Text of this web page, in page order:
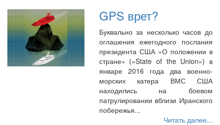
GPS врет?
Буквально за несколько часов до
оглашения ежегодного послания
президента США «О положении в
стране» («State of the Union») в
январе 2016 года два военно-
морских катера ВМС США
находились на боевом
патрулировании вблизи Иранского
побережья...
Читать далее...